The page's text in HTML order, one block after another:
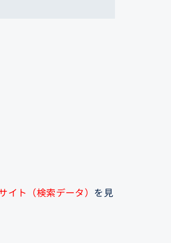
イト（検索データ） を見